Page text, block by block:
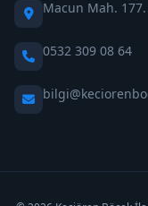
Macun Mah.
0532 309 08 64